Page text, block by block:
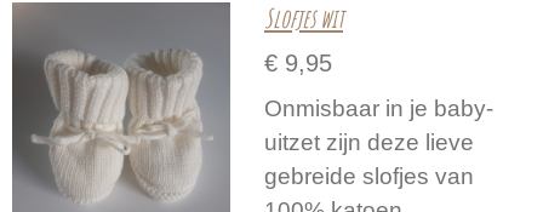
Slofjes wit
€ 9,95
Onmisbaar in je baby-
uitzet zijn deze lieve
gebreide slofjes van